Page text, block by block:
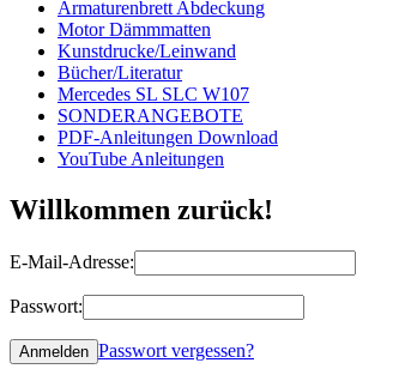
Armaturenbrett Abdeckung
Motor Dämmmatten
Kunstdrucke/Leinwand
Bücher/Literatur
Mercedes SL SLC W107
SONDERANGEBOTE
PDF-Anleitungen Download
YouTube Anleitungen
Willkommen zurück!
E-Mail-Adresse:
Passwort:
Passwort vergessen?